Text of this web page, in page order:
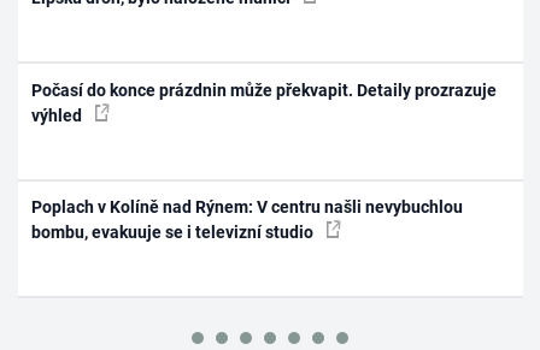
Počasí do konce prázdnin může překvapit. Detaily prozrazuje
výhled
Poplach v Kolíně nad Rýnem: V centru našli nevybuchlou
bombu, evakuuje se i televizní studio